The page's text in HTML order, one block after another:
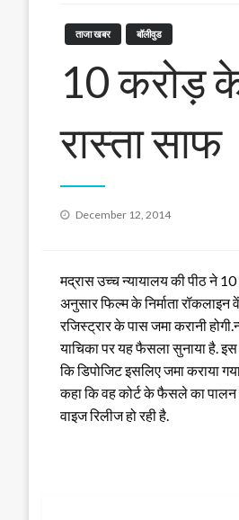
ताजा खबर बॉलीवुड
10 करोड़ के
रास्ता साफ
Posted
December 12, 2014
मद्रास उच्च न्यायालय की पीठ ने
अनुसार फिल्म के निर्माता
रजिस्ट्रार के पास जमा करानी
याचिका पर यह फैसला सुनाया है.इस
कि डिपोजिट इसलिए जमा कराया
कहा कि वह कोर्ट के फैसले का पालन
वाइज रिलीज हो रही है.